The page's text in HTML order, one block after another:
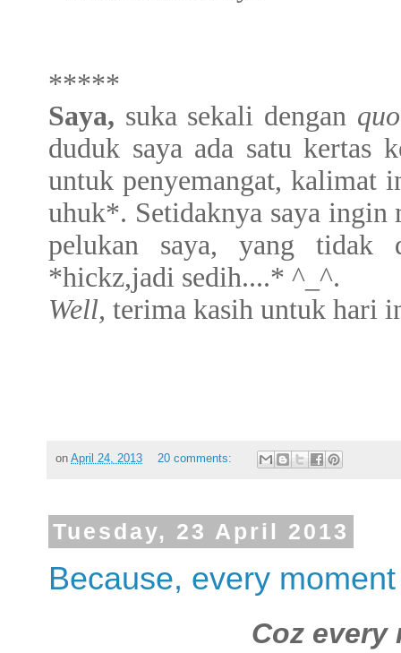
*****
Saya, suka sekali dengan
duduk saya ada satu kertas
untuk penyemangat, kalimat
uhuk*. Setidaknya saya ingin
pelukan saya, yang tidak
*hickz,jadi sedih....* ^_^.
Well, terima kasih untuk hari
on April 24, 2013 20 comments:
Tuesday, 23 April 2013
Because, every
Coz every